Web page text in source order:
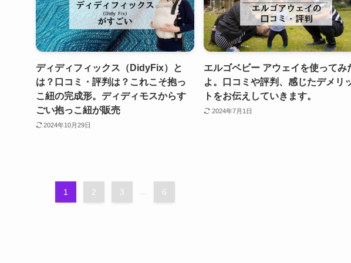
ディディフィックス（DidyFix）と
は？口コミ・評判は？これこそ抱っ
こ紐の完成形。ディディモスからす
ごい抱っこ紐が販売
2024年10月29日
エルゴベビー アウェイを使ってみ
よ。口コミや評判、感じたデメリ
トをお伝えしていきます。
2024年7月1日
1 2 3 6